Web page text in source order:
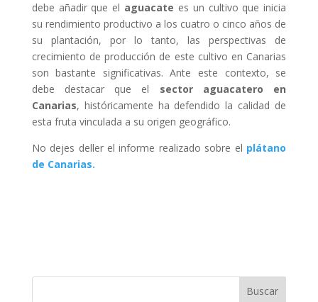
debe añadir que el aguacate es un cultivo que inicia
su rendimiento productivo a los cuatro o cinco años de
su plantación, por lo tanto, las perspectivas de
crecimiento de producción de este cultivo en Canarias
son bastante significativas. Ante este contexto, se
debe destacar que el sector aguacatero en
Canarias, históricamente ha defendido la calidad de
esta fruta vinculada a su origen geográfico.
No dejes deller el informe realizado sobre el plátano
de Canarias.
Buscar